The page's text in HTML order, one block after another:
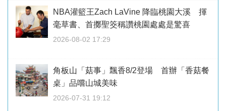
NBA灌籃王Zach LaVine 降臨桃園大溪 揮
毫草書、首擲聖筊稱讚桃園處處是驚喜
2026-08-02 17:29
角板山「菇事」飄香8/2登場 首辦「香菇餐
桌」品嚐山城美味
2026-07-31 19:12